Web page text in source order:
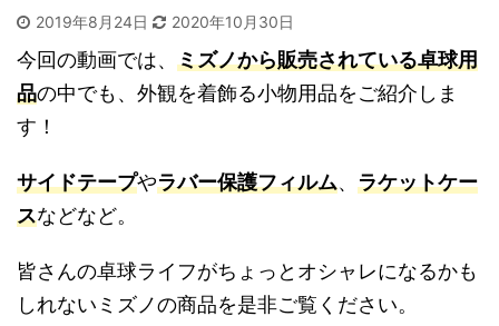
2019年8月24日 2020年10月30日
今回の動画では、 ミズノから販売されている卓球用
品の中でも、外観を着飾る小物用品をご紹介しま
す！
サイドテープやラバー保護フィルム、 ラケットケー
スなどなど。
皆さんの卓球ライフがちょっとオシャレになるかも
しれないミズノの商品を是非ご覧ください。